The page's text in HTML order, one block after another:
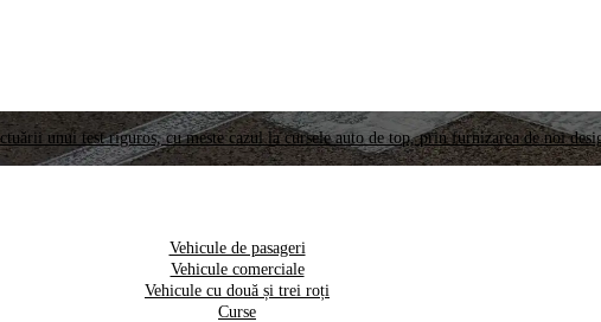
unui test riguros, cu meste cazul la cursele auto de top, prin furnizarea de noi
Vehicule de pasageri
Vehicule comerciale
Vehicule cu două și trei roți
Curse